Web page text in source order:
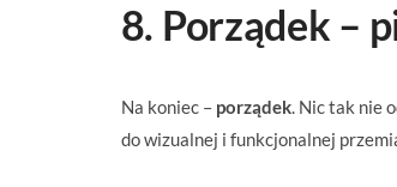
8. Porządek –
Na koniec – porządek. Nic tak nie
do wizualnej i funkcjonalnej